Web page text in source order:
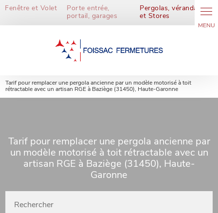
Fenêtre et Volet
Porte entrée,
portail, garages
Pergolas, vérandas
et Stores
Tarif pour remplacer une pergola ancienne par un modèle motorisé à toit
rétractable avec un artisan RGE à Baziège (31450), Haute-Garonne
Tarif pour remplacer une pergola ancienne par
un modèle motorisé à toit rétractable avec un
artisan RGE à Baziège (31450), Haute-
Garonne
Rechercher